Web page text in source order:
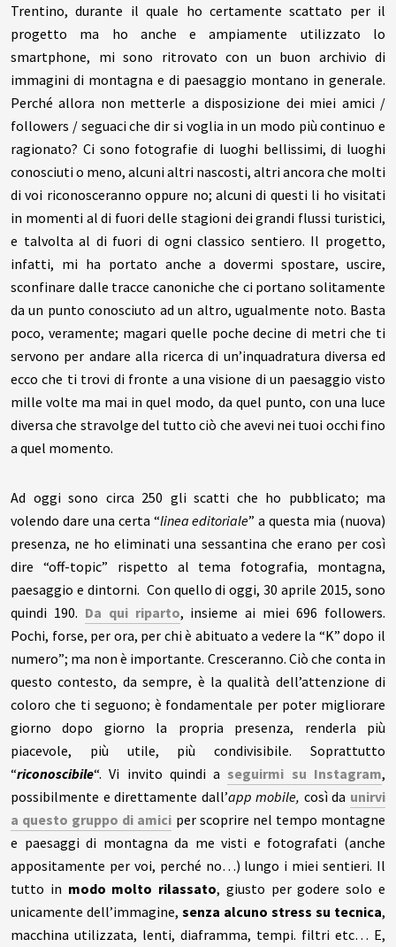
Trentino, durante il quale ho certamente scattato per il
progetto ma ho anche e ampiamente utilizzato lo
smartphone, mi sono ritrovato con un buon archivio di
immagini di montagna e di paesaggio montano in generale.
Perché allora non metterle a disposizione dei miei amici /
followers / seguaci che dir si voglia in un modo più continuo e
ragionato? Ci sono fotografie di luoghi bellissimi, di luoghi
conosciuti o meno, alcuni altri nascosti, altri ancora che molti
di voi riconosceranno oppure no; alcuni di questi li ho visitati
in momenti al di fuori delle stagioni dei grandi flussi turistici,
e talvolta al di fuori di ogni classico sentiero. Il progetto,
infatti, mi ha portato anche a dovermi spostare, uscire,
sconfinare dalle tracce canoniche che ci portano solitamente
da un punto conosciuto ad un altro, ugualmente noto. Basta
poco, veramente; magari quelle poche decine di metri che ti
servono per andare alla ricerca di un’inquadratura diversa ed
ecco che ti trovi di fronte a una visione di un paesaggio visto
mille volte ma mai in quel modo, da quel punto, con una luce
diversa che stravolge del tutto ciò che avevi nei tuoi occhi fino
a quel momento.
Ad oggi sono circa 250 gli scatti che ho pubblicato; ma
volendo dare una certa “linea editoriale” a questa mia (nuova)
presenza, ne ho eliminati una sessantina che erano per così
dire “off-topic” rispetto al tema fotografia, montagna,
paesaggio e dintorni. Con quello di oggi, 30 aprile 2015, sono
quindi 190. Da qui riparto, insieme ai miei 696 followers.
Pochi, forse, per ora, per chi è abituato a vedere la “K” dopo il
numero”; ma non è importante. Cresceranno. Ciò che conta in
questo contesto, da sempre, è la qualità dell’attenzione di
coloro che ti seguono; è fondamentale per poter migliorare
giorno dopo giorno la propria presenza, renderla più
piacevole, più utile, più condivisibile. Soprattutto
“riconoscibile“. Vi invito quindi a seguirmi su Instagram,
possibilmente e direttamente dall’app mobile, così da unirvi
a questo gruppo di amici per scoprire nel tempo montagne
e paesaggi di montagna da me visti e fotografati (anche
appositamente per voi, perché no…) lungo i miei sentieri. Il
tutto in modo molto rilassato, giusto per godere solo e
unicamente dell’immagine, senza alcuno stress su tecnica,
macchina utilizzata, lenti, diaframma, tempi. filtri etc… E,